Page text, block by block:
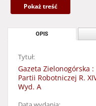
Pokaż treść
OPIS
Tytuł:
Gazeta Zielonogórska
Partii Robotniczej R.
Wyd. A